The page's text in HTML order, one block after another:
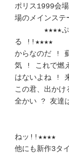
ポリス1999会
場のメインステ
★★★★ぷよ大
る !!★★★★
からなのだ !
気 ! これで燃
はないよね !
この君、出かけ
全かい ? 友達
ねッ!!★★★★
他にも新作3タ